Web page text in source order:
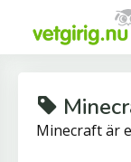
Minecraft är